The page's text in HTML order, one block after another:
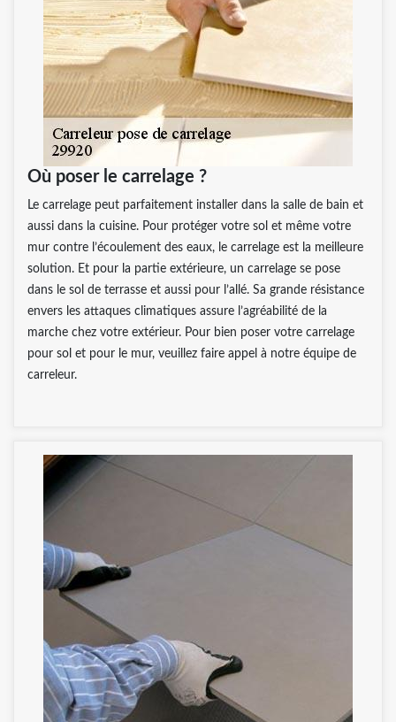
Où poser le carrelage ?
Le carrelage peut parfaitement installer dans la salle de bain et
aussi dans la cuisine. Pour protéger votre sol et même votre
mur contre l’écoulement des eaux, le carrelage est la meilleure
solution. Et pour la partie extérieure, un carrelage se pose
dans le sol de terrasse et aussi pour l’allé. Sa grande résistance
envers les attaques climatiques assure l’agréabilité de la
marche chez votre extérieur. Pour bien poser votre carrelage
pour sol et pour le mur, veuillez faire appel à notre équipe de
carreleur.